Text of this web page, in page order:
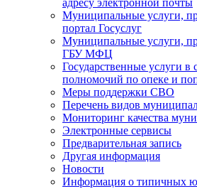
адресу электронной почты
Муниципальные услуги,
портал Госуслуг
Муниципальные услуги,
ГБУ МФЦ
Государственные услуги в
полномочий по опеке и
Меры поддержки СВО
Перечень видов
Мониторинг качества
Электронные сервисы
Предварительная запись
Другая информация
Новости
Информация о типичных